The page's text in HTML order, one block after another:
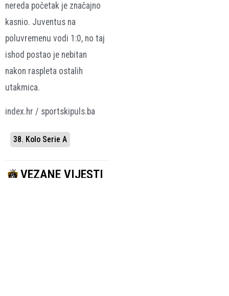
nereda početak je značajno
kasnio. Juventus na
poluvremenu vodi 1:0, no taj
ishod postao je nebitan
nakon raspleta ostalih
utakmica.
index.hr / sportskipuls.ba
38. Kolo Serie A
VEZANE VIJESTI